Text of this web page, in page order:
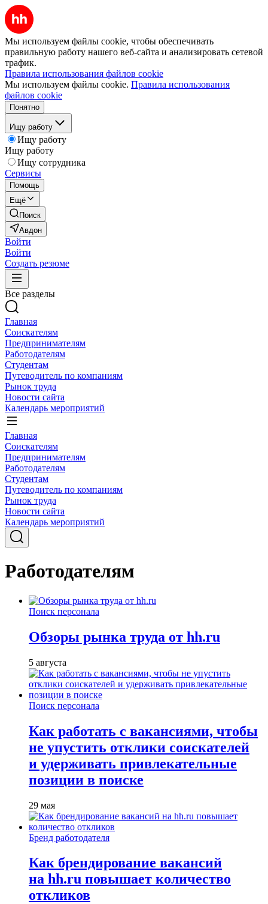
Мы используем файлы cookie, чтобы обеспечивать
правильную работу нашего веб-сайта и анализировать сетевой
трафик.
Правила использования файлов cookie
Мы используем файлы cookie. Правила использования
файлов cookie
Понятно
Ищу работу
Ищу работу
Ищу работу
Ищу сотрудника
Сервисы
Помощь
Ещё
Поиск
Авдон
Войти
Войти
Создать резюме
Все разделы
Главная
Соискателям
Предпринимателям
Работодателям
Студентам
Путеводитель по компаниям
Рынок труда
Новости сайта
Календарь мероприятий
Главная
Соискателям
Предпринимателям
Работодателям
Студентам
Путеводитель по компаниям
Рынок труда
Новости сайта
Календарь мероприятий
Работодателям
Поиск персонала
Обзоры рынка труда от hh.ru
5 августа
Поиск персонала
Как работать с вакансиями, чтобы
не упустить отклики соискателей
и удерживать привлекательные
позиции в поиске
29 мая
Бренд работодателя
Как брендирование вакансий
на hh.ru повышает количество
откликов